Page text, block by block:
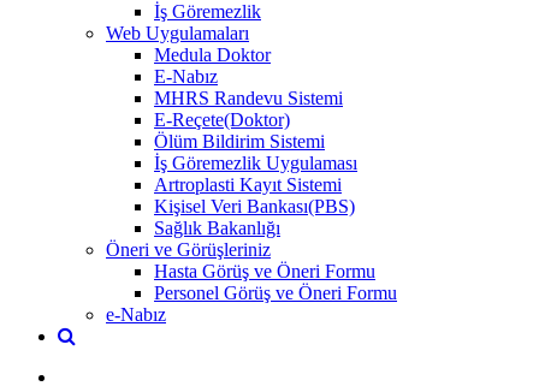
İş Göremezlik
Web Uygulamaları
Medula Doktor
E-Nabız
MHRS Randevu Sistemi
E-Reçete(Doktor)
Ölüm Bildirim Sistemi
İş Göremezlik Uygulaması
Artroplasti Kayıt Sistemi
Kişisel Veri Bankası(PBS)
Sağlık Bakanlığı
Öneri ve Görüşleriniz
Hasta Görüş ve Öneri Formu
Personel Görüş ve Öneri Formu
e-Nabız